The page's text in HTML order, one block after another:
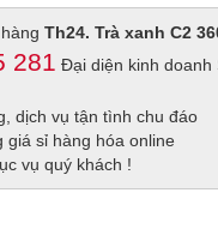
Th24. Trà xanh C2
281 Đại diện kinh doanh
dịch vụ tận tình chu đáo
giá sỉ hàng hóa online
vụ quý khách !